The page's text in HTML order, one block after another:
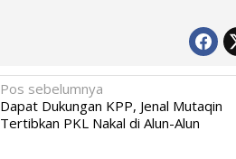
Navigasi
pos
Pos sebelumnya
Dapat Dukungan KPP, Jenal Mutaqin
Tertibkan PKL Nakal di Alun-Alun